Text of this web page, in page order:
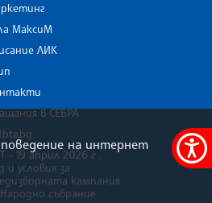
Меню
МаксиМ
ЛИК
в СЕБРА
- 19 април 2026 г .
и условия за
кампания
събрание
на интернет